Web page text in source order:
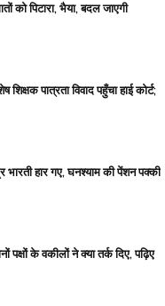
को पिटारा, भैया, बदल जाएगी
पात्रता विवाद पहुँचा हाई कोर्ट;
भारती हार गए, घनश्याम की पेंशन पक्की
पक्षों के वकीलों ने क्या तर्क दिए, पढ़िए